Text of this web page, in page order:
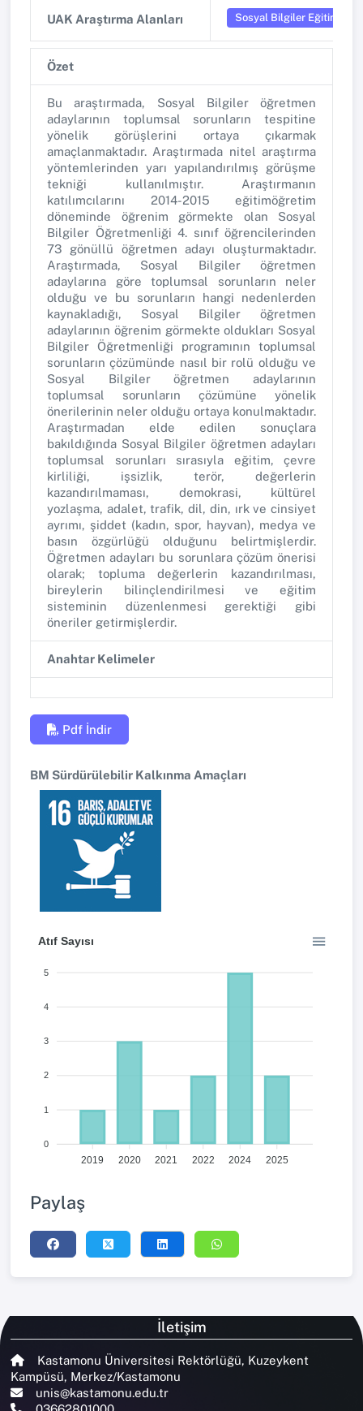
UAK Araştırma Alanları Sosyal Bilgiler Eğitimi
Özet
Bu araştırmada, Sosyal Bilgiler öğretmen
adaylarının toplumsal sorunların tespitine
yönelik görüşlerini ortaya çıkarmak
amaçlanmaktadır. Araştırmada nitel araştırma
yöntemlerinden yarı yapılandırılmış görüşme
tekniği kullanılmıştır. Araştırmanın
katılımcılarını 2014-2015 eğitimöğretim
döneminde öğrenim görmekte olan Sosyal
Bilgiler Öğretmenliği 4. sınıf öğrencilerinden
73 gönüllü öğretmen adayı oluşturmaktadır.
Araştırmada, Sosyal Bilgiler öğretmen
adaylarına göre toplumsal sorunların neler
olduğu ve bu sorunların hangi nedenlerden
kaynakladığı, Sosyal Bilgiler öğretmen
adaylarının öğrenim görmekte oldukları Sosyal
Bilgiler Öğretmenliği programının toplumsal
sorunların çözümünde nasıl bir rolü olduğu ve
Sosyal Bilgiler öğretmen adaylarının
toplumsal sorunların çözümüne yönelik
önerilerinin neler olduğu ortaya konulmaktadır.
Araştırmadan elde edilen sonuçlara
bakıldığında Sosyal Bilgiler öğretmen adayları
toplumsal sorunları sırasıyla eğitim, çevre
kirliliği, işsizlik, terör, değerlerin
kazandırılmaması, demokrasi, kültürel
yozlaşma, adalet, trafik, dil, din, ırk ve cinsiyet
ayrımı, şiddet (kadın, spor, hayvan), medya ve
basın özgürlüğü olduğunu belirtmişlerdir.
Öğretmen adayları bu sorunlara çözüm önerisi
olarak; topluma değerlerin kazandırılması,
bireylerin bilinçlendirilmesi ve eğitim
sisteminin düzenlenmesi gerektiği gibi
öneriler getirmişlerdir.
Anahtar Kelimeler
Pdf İndir
BM Sürdürülebilir Kalkınma Amaçları
Atıf Sayısı
5
4
3
2
1
0
2019 2020 2021 2022 2024 2025
Paylaş
İletişim
Kastamonu Üniversitesi Rektörlüğü, Kuzeykent
Kampüsü, Merkez/Kastamonu
unis@kastamonu.edu.tr